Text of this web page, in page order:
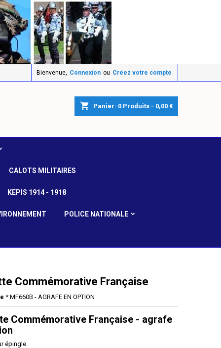
Bienvenue, Connexion ou Créez votre compte
shopping_cart Panier: 0 Produits - 0,00 €
CALOTS MILITAIRES
KEPIS 1914 - 1918
POLICE NATIONALE
Commémorative Française
* MF660B - AGRAFE EN OPTION
Commémorative Française - agrafe
épingle.